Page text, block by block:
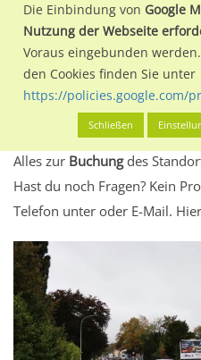
aktuelle
kannst du dich schon vor der
Standort, seine Reichweite
eventuelle Beschränkungen in
Werbeinhalten informieren.
Alles klar? Dann findest du
Alles zur Buchungdes
Hast du noch Fragen? Kein
Telefon unter oder E-Mail.
Die Einbindung von Google
Nutzung der Webseite
Voraus eingebunden
den Cookies finden Sie unter
https://policies.google.com/
Schließen